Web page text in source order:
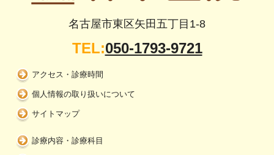
名古屋市東区矢田五丁目1-8
TEL:050-1793-9721
アクセス・診療時間
個人情報の取り扱いについて
サイトマップ
診療内容・診療科目